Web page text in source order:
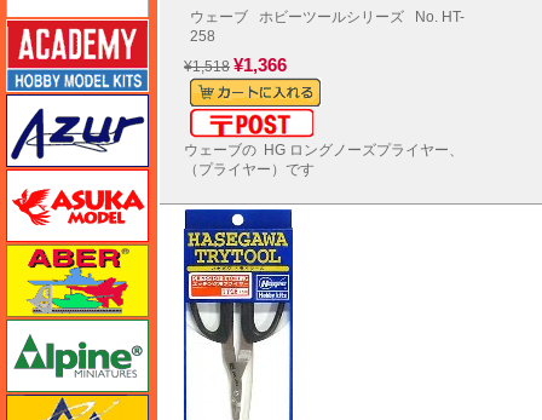
ウェーブ ホビーツールシリーズ No. HT-
258
¥1,518 ¥1,366
ウェーブの HG ロングノーズプライヤー、
（プライヤー）です
アカデミー
アズール
アスカモデル
アベール
アルパイン
イージーモデル